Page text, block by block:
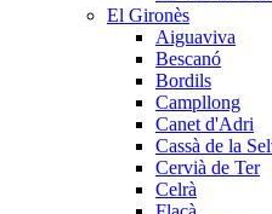
El Gironès
Aiguaviva
Bescanó
Bordils
Campllong
Canet d'Adri
Cassà de la
Cervià de Ter
Celrà